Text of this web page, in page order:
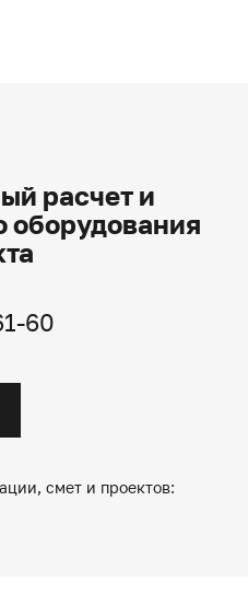
расчет и
оборудования
60
смет и проектов: